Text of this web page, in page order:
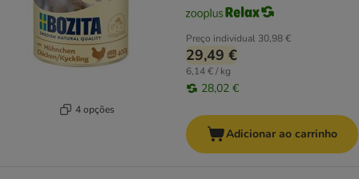
4 opções
Preço individual 30,98 €
29,49 €
6,14 € / kg
28,02 €
Adicionar ao carrinho